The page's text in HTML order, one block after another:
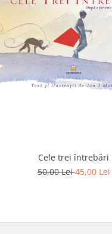
Cele trei întrebări
50,00 Lei45,00 Lei